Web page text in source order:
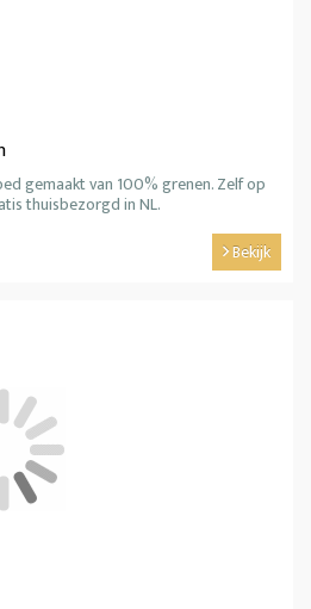
gemaakt van 100% grenen. Zelf op
thuisbezorgd in NL.
Bekijk